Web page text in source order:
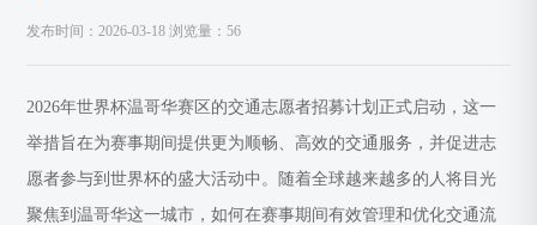
发布时间：2026-03-18 浏览量：56
2026年世界杯温哥华赛区的交通志愿者招募计划正式启动，这一
举措旨在为赛事期间提供更为顺畅、高效的交通服务，并促进志
愿者参与到世界杯的盛大活动中。随着全球越来越多的人将目光
聚焦到温哥华这一城市，如何在赛事期间有效管理和优化交通流